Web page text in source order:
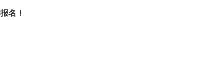
名！